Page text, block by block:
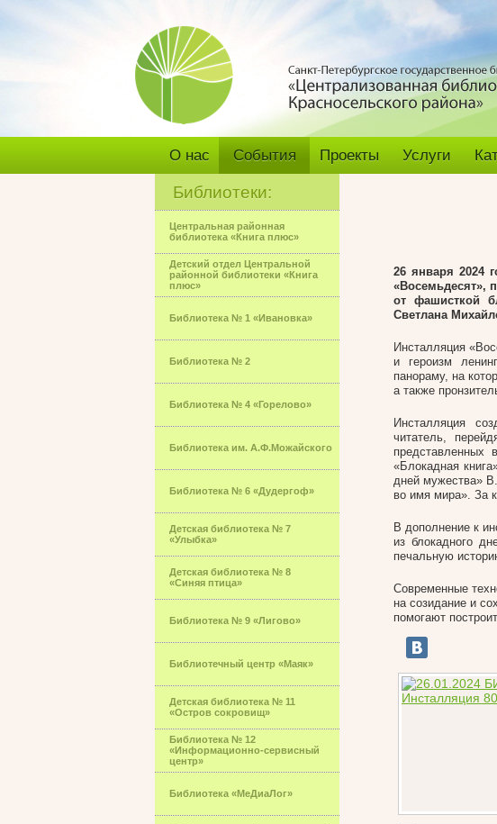
О нас События Проекты Услуги
Библиотеки:
Центральная районная
библиотека «Книга плюс»
Детский отдел Центральной
районной библиотеки «Книга
плюс»
Библиотека № 1 «Ивановка»
Библиотека № 2
Библиотека № 4 «Горелово»
Библиотека им. А.Ф.Можайского
Библиотека № 6 «Дудергоф»
Детская библиотека № 7
«Улыбка»
Детская библиотека № 8
«Синяя птица»
Библиотека № 9 «Лигово»
Библиотечный центр «Маяк»
Детская библиотека № 11
«Остров сокровищ»
Библиотека № 12
«Информационно-сервисный
центр»
Библиотека «МеДиаЛог»
26 января 2024
«Восемьдесят»,
от фашисткой
Светлана
Инсталляция
и героизм
панораму, на
а также
Инсталляция
читатель,
представленных
«Блокадная
дней мужества»
во имя мира». За
В дополнение к
из блокадного
печальную
Современные
на созидание и
помогают